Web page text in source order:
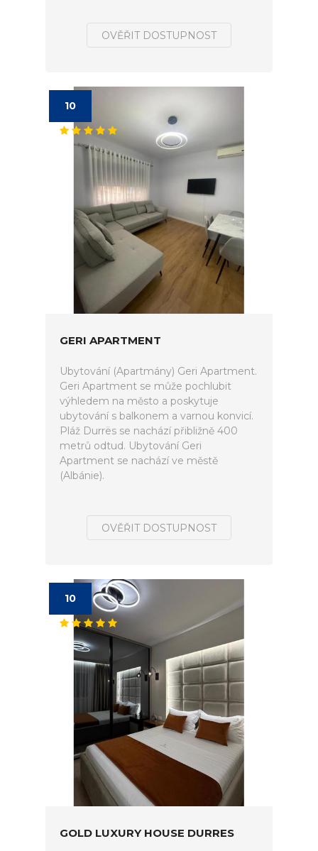
OVĚŘIT DOSTUPNOST
10
GERI APARTMENT
Ubytování (Apartmány) Geri Apartment.
Geri Apartment se může pochlubit
výhledem na město a poskytuje
ubytování s balkonem a varnou konvicí.
Pláž Durrës se nachází přibližně 400
metrů odtud. Ubytování Geri
Apartment se nachází ve městě
(Albánie).
OVĚŘIT DOSTUPNOST
10
GOLD LUXURY HOUSE DURRES